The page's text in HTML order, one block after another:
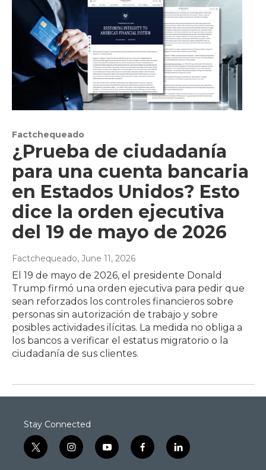
Factchequeado
¿Prueba de ciudadanía
para una cuenta bancaria
en Estados Unidos? Esto
dice la orden ejecutiva
del 19 de mayo de 2026
Factchequeado, June 11, 2026
El 19 de mayo de 2026, el presidente Donald
Trump firmó una orden ejecutiva para pedir que
sean reforzados los controles financieros sobre
personas sin autorización de trabajo y sobre
posibles actividades ilícitas. La medida no obliga a
los bancos a verificar el estatus migratorio o la
ciudadanía de sus clientes.
Stay Connected
t
w
i
n
y
o
f
a
l
i